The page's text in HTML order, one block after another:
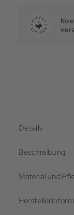
Details
Beschreibung
Material und